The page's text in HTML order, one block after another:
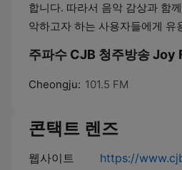
합니다. 따라서 음악 감상과 함
악하고자 하는 사용자들에게 유
주파수 CJB 청주방송 Joy
Cheongju: 101.5 FM
콘택트 렌즈
웹사이트 https://